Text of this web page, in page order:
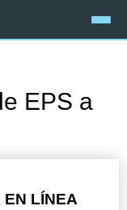
EPS a
EN LÍNEA